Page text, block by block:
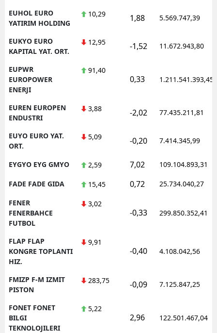
EUHOL EURO
YATIRIM HOLDING
10,29 1,88 5.569.747,39
EUKYO EURO
KAPITAL YAT. ORT.
12,95 -1,52 11.672.943,80
EUPWR
EUROPOWER
ENERJI
91,40
0,33 1.211.541.393,45
EUREN EUROPEN
ENDUSTRI
3,88 -2,02 77.435.211,81
EUYO EURO YAT.
ORT.
5,09 -0,20 7.414.345,99
EYGYO EYG GMYO 2,59 7,02 109.104.893,31
FADE FADE GIDA 15,45 0,72 25.734.040,27
FENER
FENERBAHCE
FUTBOL
3,02
-0,33 299.850.352,41
FLAP FLAP
KONGRE TOPLANTI
HIZ.
9,91
-0,40 4.108.042,56
FMIZP F-M IZMIT
PISTON
283,75 -0,09 7.125.847,25
FONET FONET
BILGI
TEKNOLOJILERI
5,22
2,96 122.501.467,04